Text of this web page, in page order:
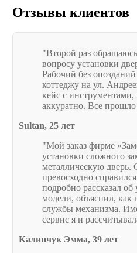
Отзывы клиентов
Второй раз
вопросу установки
Рабочий без
коттеджу на ул.
кейс с инструментами,
аккуратно. Все
Sultan, 25 лет
Мой заказ фирме
установки сложного
металлическую дверь.
превосходно
подробно рассказал об
модели, объяснил, как
службы механизма.
сервис я и
Калинчук Эмма, 39 лет